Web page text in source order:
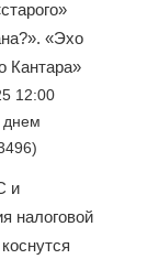
«Эхо
Кантара»
12:00
днем
и
налоговой